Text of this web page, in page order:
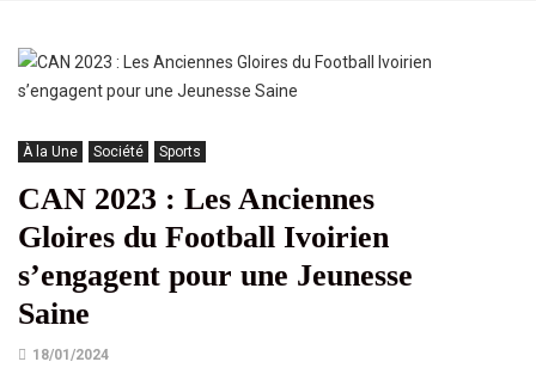
À la Une Société Sports
CAN 2023 : Les Anciennes
Gloires du Football Ivoirien
s’engagent pour une Jeunesse
Saine
18/01/2024